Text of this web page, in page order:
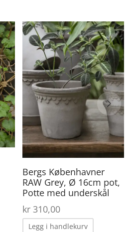
Bergs Københavner
RAW Grey, Ø 16cm pot,
Potte med underskål
kr310,00
Legg i handlekurv